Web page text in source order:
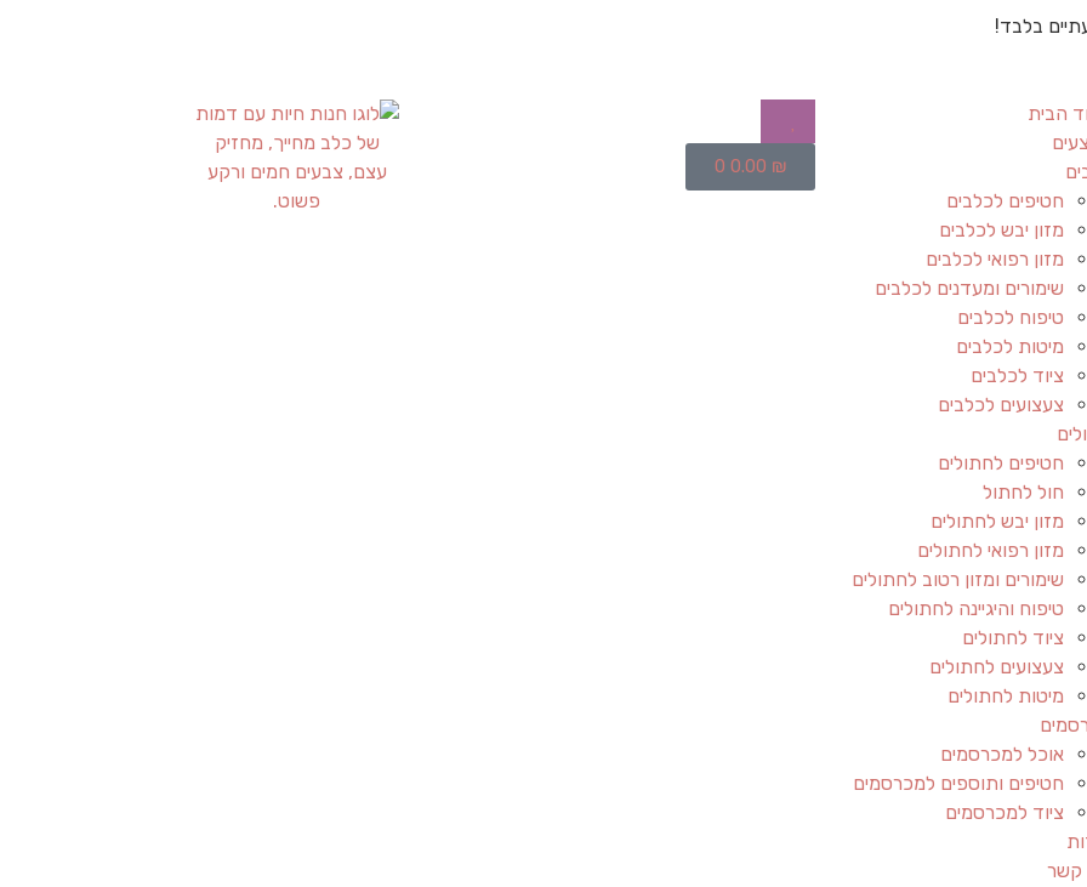
בלבד!
הבית
חטיפים לכלבים
מזון יבש לכלבים
מזון רפואי לכלבים
שימורים ומעדנים לכלבים
טיפוח לכלבים
מיטות לכלבים
ציוד לכלבים
צעצועים לכלבים
חטיפים לחתולים
חול לחתול
מזון יבש לחתולים
מזון רפואי לחתולים
שימורים ומזון רטוב לחתולים
טיפוח והיגיינה לחתולים
ציוד לחתולים
צעצועים לחתולים
מיטות לחתולים
אוכל למכרסמים
חטיפים ותוספים למכרסמים
ציוד למכרסמים
קשר
0.00 ₪
0